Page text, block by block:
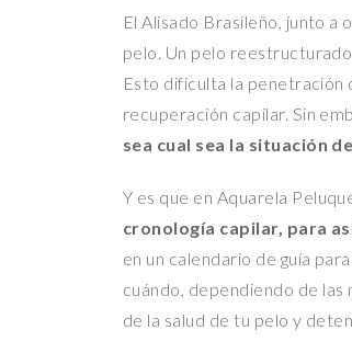
El Alisado Brasileño, junto
pelo. Un pelo
Esto dificulta la penetración
recuperación capilar. Sin
sea cual sea la situación
Y es que en Aquarela
cronología capilar, para
en un calendario de guía
cuándo, dependiendo de
de la salud de tu pelo y